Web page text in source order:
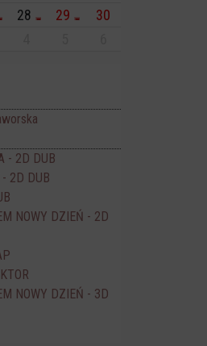
28 29
30
- 2D DUB
- 2D DUB
NOWY DZIEŃ - 2D
NOWY DZIEŃ - 3D